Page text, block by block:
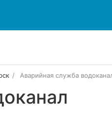
Аварийная служба